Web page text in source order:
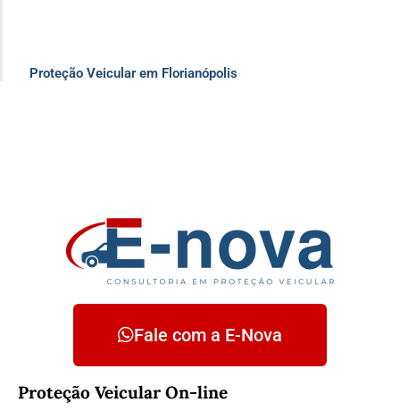
Proteção Veicular em Florianópolis
Fale com a E-Nova
Proteção Veicular On-line